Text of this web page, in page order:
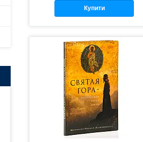
Купити